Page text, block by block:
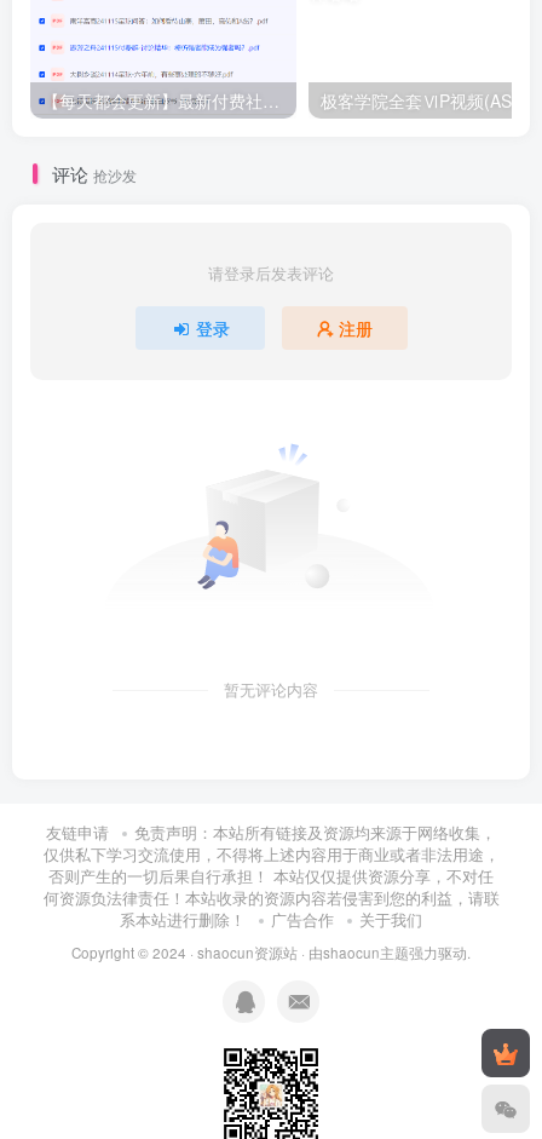
【每天都会更新】最新付费社群公众号文章 极客学院全套ⅥP视频(AS版)
评论 抢沙发
请登录后发表评论
登录 注册
暂无评论内容
友链申请
免责声明：本站所有链接及资源均来源于网络收集，
仅供私下学习交流使用，不得将上述内容用于商业或者非法用途，
否则产生的一切后果自行承担！ 本站仅仅提供资源分享，不对任
何资源负法律责任！本站收录的资源内容若侵害到您的利益，请联
系本站进行删除！
广告合作 关于我们
Copyright © 2024 · shaocun资源站 · 由shaocun主题强力驱动.